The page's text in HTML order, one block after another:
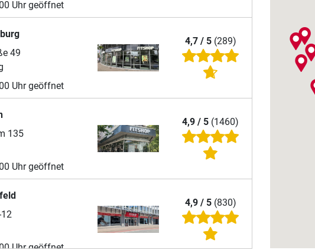
Uhr geöffnet
49
Uhr geöffnet
4,7 / 5(289)
135
Uhr geöffnet
4,9 / 5 (1460)
Uhr geöffnet
4,9 / 5(830)